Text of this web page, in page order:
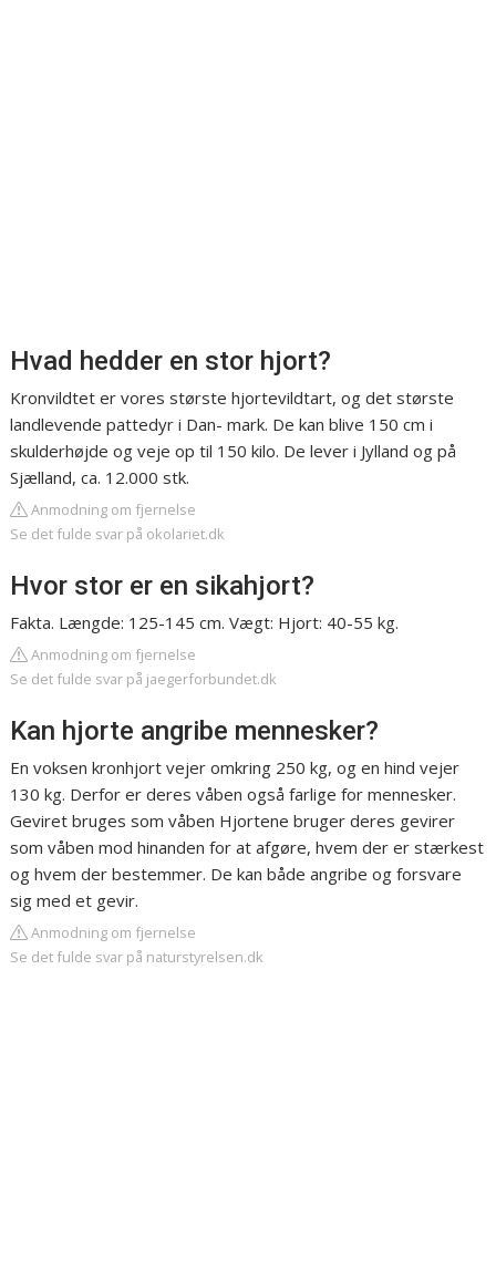
Hvad hedder en stor hjort?
Kronvildtet er vores største hjortevildtart, og det største
landlevende pattedyr i Dan- mark. De kan blive 150 cm i
skulderhøjde og veje op til 150 kilo. De lever i Jylland og på
Sjælland, ca. 12.000 stk.
Anmodning om fjernelse
Se det fulde svar på okolariet.dk
Hvor stor er en sikahjort?
Fakta. Længde: 125-145 cm. Vægt: Hjort: 40-55 kg.
Anmodning om fjernelse
Se det fulde svar på jaegerforbundet.dk
Kan hjorte angribe mennesker?
En voksen kronhjort vejer omkring 250 kg, og en hind vejer
130 kg. Derfor er deres våben også farlige for mennesker.
Geviret bruges som våben Hjortene bruger deres gevirer
som våben mod hinanden for at afgøre, hvem der er stærkest
og hvem der bestemmer. De kan både angribe og forsvare
sig med et gevir.
Anmodning om fjernelse
Se det fulde svar på naturstyrelsen.dk